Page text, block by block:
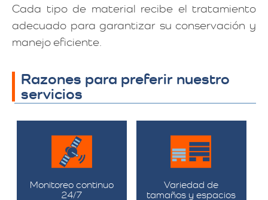
Cada tipo de material recibe el tratamiento
adecuado para garantizar su conservación y
manejo eficiente.
Razones para preferir nuestro
servicios
Monitoreo continuo
24/7
Variedad de
tamaños y espacios